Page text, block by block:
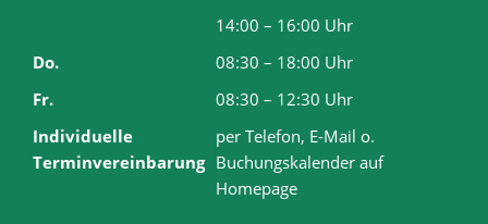
14:00 – 16:00 Uhr
Do.
08:30 – 18:00 Uhr
Fr.
08:30 – 12:30 Uhr
Individuelle
Terminvereinbarung
per Telefon, E-Mail o.
Buchungskalender auf
Homepage